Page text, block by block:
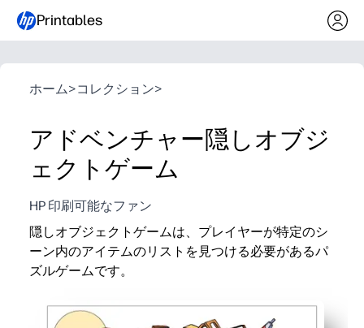
Printables
ホーム>コレクション>
アドベンチャー隠しオブジ
ェクトゲーム
HP 印刷可能なファン
隠しオブジェクトゲームは、プレイヤーが特定のシ
ーン内のアイテムのリストを見つける必要があるパ
ズルゲームです。